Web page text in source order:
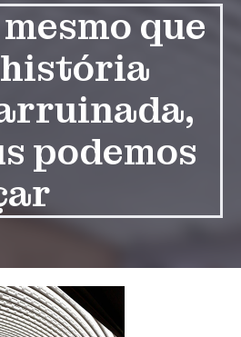
que
história
podemos